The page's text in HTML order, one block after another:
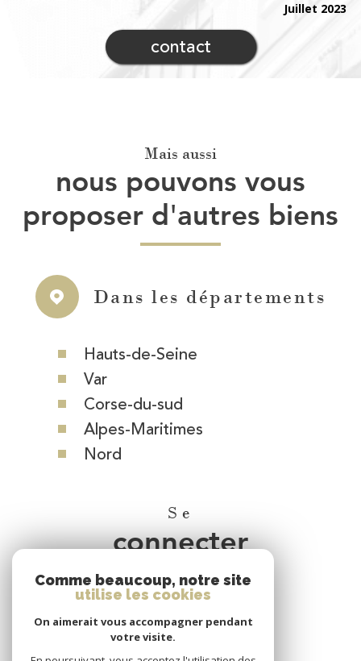
contact
Juillet 2023
Mais aussi
nous pouvons vous
proposer d'autres biens
Dans les départements
Hauts-de-Seine
Var
Corse-du-sud
Alpes-Maritimes
Nord
Se
connecter
espace propriétaire
Nous
Comme beaucoup, notre site
utilise les cookies
On aimerait vous accompagner pendant
votre visite.